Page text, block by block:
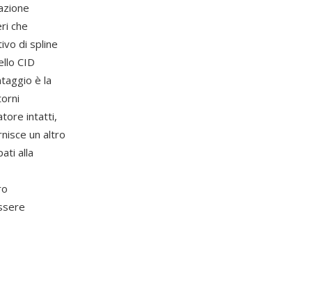
che
di spline
CID
è la
intatti,
un altro
alla